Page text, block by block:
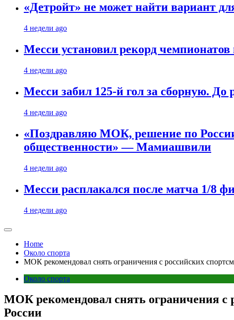
«Детройт» не может найти вариант
4 недели ago
Месси установил рекорд
4 недели ago
Месси забил 125-й гол за сборную. До
4 недели ago
«Поздравляю МОК, решение по
общественности» — Мамиашвили
4 недели ago
Месси расплакался после матча 1/8
4 недели ago
Home
Около спорта
МОК рекомендовал снять ограничения с российских
Около спорта
МОК рекомендовал снять ограничения с
России